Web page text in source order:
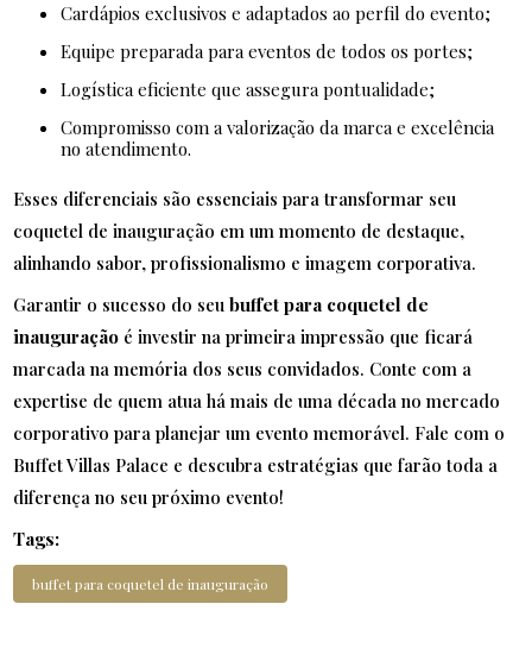
Cardápios exclusivos e adaptados ao perfil do evento;
Equipe preparada para eventos de todos os portes;
Logística eficiente que assegura pontualidade;
Compromisso com a valorização da marca e excelência
no atendimento.
Esses diferenciais são essenciais para transformar seu
coquetel de inauguração em um momento de destaque,
alinhando sabor, profissionalismo e imagem corporativa.
Garantir o sucesso do seubuffet para coquetel de
inauguração é investir na primeira impressão que ficará
marcada na memória dos seus convidados. Conte com a
expertise de quem atua há mais de uma década no mercado
corporativo para planejar um evento memorável. Fale com o
Buffet Villas Palace e descubra estratégias que farão toda a
diferença no seu próximo evento!
Tags:
buffet para coquetel de inauguração